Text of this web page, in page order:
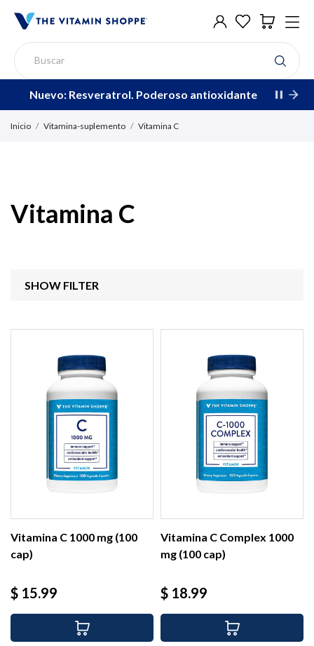
Nuevo: Resveratrol. Poderoso antioxidante
Inicio Vitamina-suplemento Vitamina C
Vitamina C
SHOW FILTER
Vitamina C 1000 mg (100
cap)
Precio
$ 15.99
Vitamina C Complex 1000
mg (100 cap)
Precio
$ 18.99